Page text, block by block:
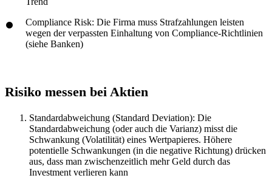
Compliance Risk: Die Firma muss Strafzahlungen leisten
wegen der verpassten Einhaltung von Compliance-Richtlinien
(siehe Banken)
Risiko messen bei Aktien
Standardabweichung (Standard Deviation): Die
Standardabweichung (oder auch die Varianz) misst die
Schwankung (Volatilität) eines Wertpapieres. Höhere
potentielle Schwankungen (in die negative Richtung) drücken
aus, dass man zwischenzeitlich mehr Geld durch das
Investment verlieren kann